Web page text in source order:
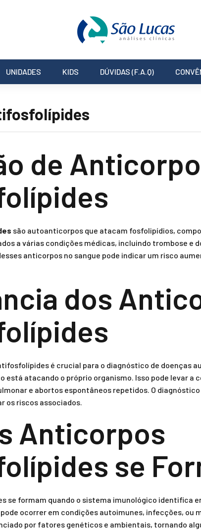
UNIDADES KIDS DÚVIDAS (F.A.Q)
de
são autoanticorpos que atacam fosfolipídios,
a várias condições médicas, incluindo trombose e
anticorpos no sangue pode indicar um risco
dos
é crucial para o diagnóstico de doenças
está atacando o próprio organismo. Isso pode levar a
e abortos espontâneos repetidos. O
os riscos associados.
Anticorpos
se
se formam quando o sistema imunológico identifica
ocorrer em condições autoimunes, infecções, ou
por fatores genéticos e ambientais, tornando